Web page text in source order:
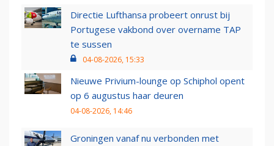
Directie Lufthansa probeert onrust bij
Portugese vakbond over overname TAP
te sussen
04-08-2026, 15:33
Nieuwe Privium-lounge op Schiphol opent
op 6 augustus haar deuren
04-08-2026, 14:46
Groningen vanaf nu verbonden met